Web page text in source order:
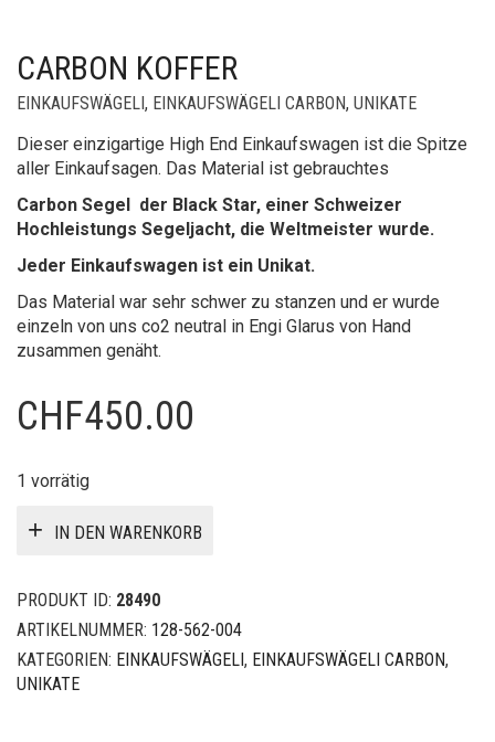
CARBON KOFFER
EINKAUFSWÄGELI, EINKAUFSWÄGELI CARBON, UNIKATE
Dieser einzigartige High End Einkaufswagen ist die Spitze
aller Einkaufsagen. Das Material ist gebrauchtes
Carbon Segel der Black Star, einer Schweizer
Hochleistungs Segeljacht, die Weltmeister wurde.
Jeder Einkaufswagen ist ein Unikat.
Das Material war sehr schwer zu stanzen und er wurde
einzeln von uns co2 neutral in Engi Glarus von Hand
zusammen genäht.
CHF450.00
1 vorrätig
IN DEN WARENKORB
PRODUKT ID: 28490
ARTIKELNUMMER: 128-562-004
KATEGORIEN: EINKAUFSWÄGELI, EINKAUFSWÄGELI CARBON,
UNIKATE